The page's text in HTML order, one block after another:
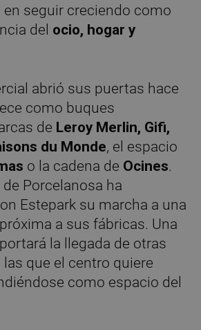
en seguir creciendo como
del ocio, hogar y
abrió sus puertas hace
como buques
de Leroy Merlin, Gifi,
du Monde, el espacio
o la cadena de Ocines.
Porcelanosa ha
Estepark su marcha a una
a sus fábricas. Una
la llegada de otras
que el centro quiere
como espacio del